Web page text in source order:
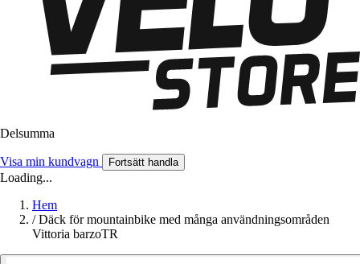
Delsumma
Visa min kundvagn Fortsätt handla
Loading...
Hem
/ Däck för mountainbike med många användningsområden
Vittoria barzoTR